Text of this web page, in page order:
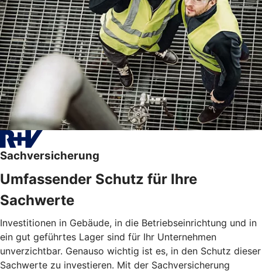
Sachversicherung
Umfassender Schutz für Ihre
Sachwerte
Investitionen in Gebäude, in die Betriebseinrichtung und in
ein gut geführtes Lager sind für Ihr Unternehmen
unverzichtbar. Genauso wichtig ist es, in den Schutz dieser
Sachwerte zu investieren. Mit der Sachversicherung